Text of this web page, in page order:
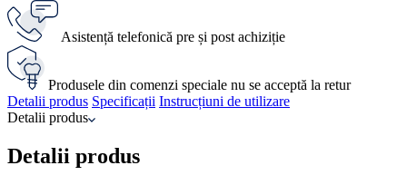
Asistență telefonică pre și post achiziție
Produsele din comenzi speciale nu se acceptă la retur
Detalii produs Specificații Instrucțiuni de utilizare
Detalii produs
Detalii produs